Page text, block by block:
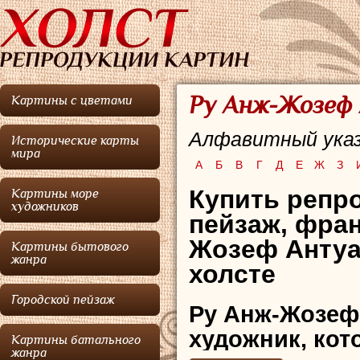
Картины с цветами
Исторические карты
мира
Картины море
художников
Картины бытового
жанра
Городской пейзаж
Картины батального
жанра
Ру Анж-Жозеф
Алфавитный
А Б В Г Д Е Ж З
Купить
пейзаж,
Жозеф
холсте
Ру Анж-
художник,